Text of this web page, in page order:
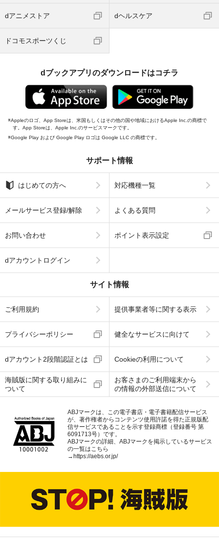
dアニメストア dヘルスケア
ドコモスポーツくじ
dブックアプリのダウンロードはコチラ
Appleのロゴ、App Storeは、米国もしくはその他の国や地域におけるApple Inc.の商標で
す。App Storeは、Apple Inc.のサービスマークです。
Google Play および Google Play ロゴは Google LLC の商標です。
サポート情報
はじめての方へ 対応機種一覧
メールサービス登録/解除 よくある質問
お問い合わせ ポイント表示設定
dアカウントログイン
サイト情報
ご利用規約 提供事業者等に関する表示
プライバシーポリシー 健全なサービスに向けて
dアカウント2段階認証とは Cookieの利用について
海賊版に関する取り組みに
ついて
お客さまのご利用端末から
の情報の外部送信について
ABJマークは、この電子書店・電子書籍配信サービス
が、著作権者からコンテンツ使用許諾を得た正規版配
信サービスであることを示す登録商標（登録番号 第
6091713号）です。
ABJマークの詳細、ABJマークを掲示しているサービス
の一覧はこちら
→https://aebs.or.jp/